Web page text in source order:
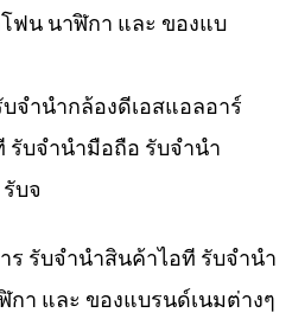
ฟน นาฬิกา และ ของแบ
จำนำกล้องดีเอสแอลอาร์
รับจำนำมือถือ รับจำนำ
บจ
ร รับจำนำสินค้าไอที รับจำนำ
า และ ของแบรนด์เนมต่างๆ